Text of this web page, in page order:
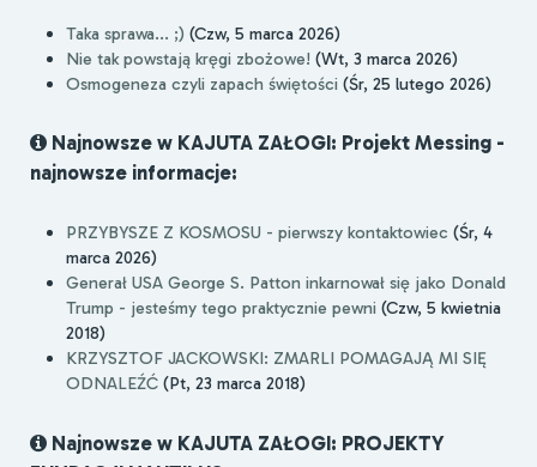
Taka sprawa... ;) (Czw, 5 marca 2026)
Nie tak powstają kręgi zbożowe! (Wt, 3 marca 2026)
Osmogeneza czyli zapach świętości (Śr, 25 lutego 2026)
Najnowsze w KAJUTA ZAŁOGI: Projekt Messing -
najnowsze informacje:
PRZYBYSZE Z KOSMOSU - pierwszy kontaktowiec (Śr, 4
marca 2026)
Generał USA George S. Patton inkarnował się jako Donald
Trump - jesteśmy tego praktycznie pewni (Czw, 5 kwietnia
2018)
KRZYSZTOF JACKOWSKI: ZMARLI POMAGAJĄ MI SIĘ
ODNALEŹĆ (Pt, 23 marca 2018)
Najnowsze w KAJUTA ZAŁOGI: PROJEKTY